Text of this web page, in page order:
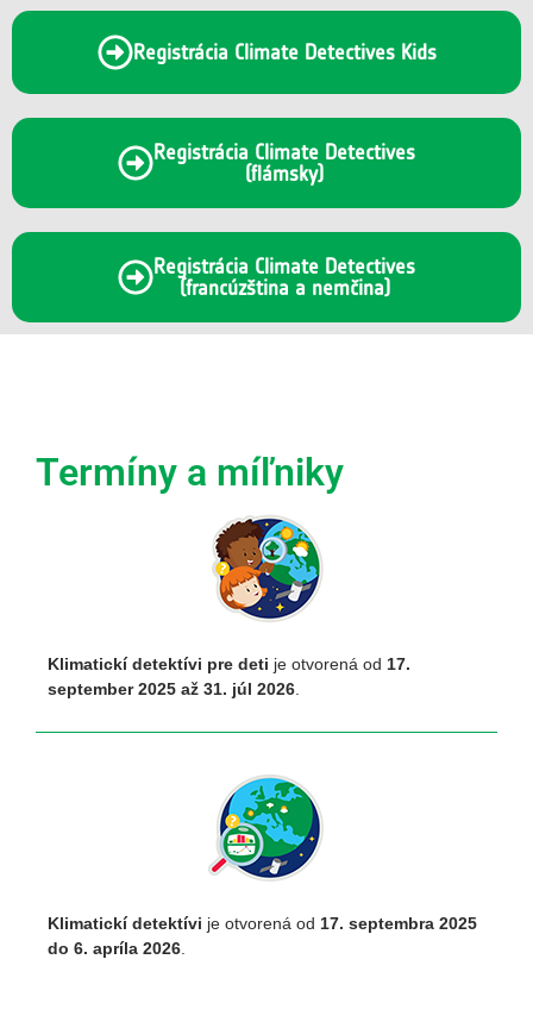
Registrácia Climate Detectives Kids
Registrácia Climate Detectives
(flámsky)
Registrácia Climate Detectives
(francúzština a nemčina)
Termíny a míľniky
Klimatickí detektívi pre deti je otvorená od 17.
september 2025 až 31. júl 2026.
Klimatickí detektívi je otvorená od 17. septembra 2025
do 6. apríla 2026.